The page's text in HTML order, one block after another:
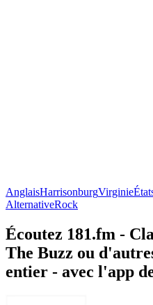
AnglaisHarrisonburgVirginie
AlternativeRock
Écoutez 181.fm -
The Buzz ou
entier - avec l'app